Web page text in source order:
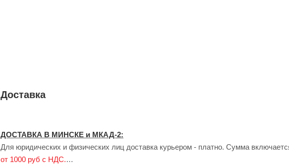
Доставка
ДОСТАВКА В МИНСКЕ и МКАД-2:
Для юридических и физических лиц доставка курьером - платно. Сумма
от 1000 руб с НДС.